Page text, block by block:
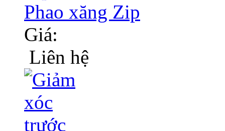
Phao xăng Zip
Giá:
Liên hệ